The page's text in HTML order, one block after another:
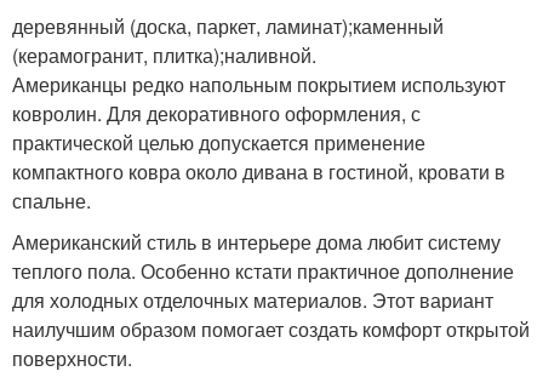
деревянный (доска, паркет, ламинат);каменный
(керамогранит, плитка);наливной.
Американцы редко напольным покрытием используют
ковролин. Для декоративного оформления, с
практической целью допускается применение
компактного ковра около дивана в гостиной, кровати в
спальне.
Американский стиль в интерьере дома любит систему
теплого пола. Особенно кстати практичное дополнение
для холодных отделочных материалов. Этот вариант
наилучшим образом помогает создать комфорт открытой
поверхности.